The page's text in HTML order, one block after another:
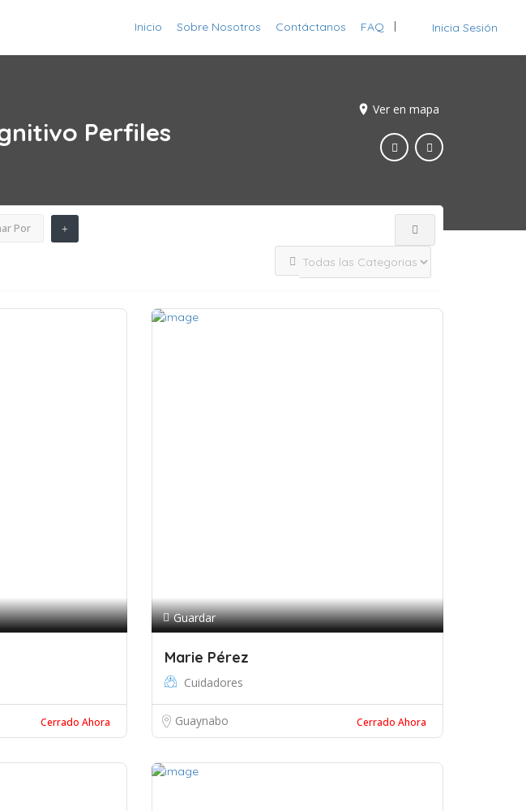
Inicia Sesión
Inicio Sobre Nosotros Contáctanos FAQ
Ver en mapa
Perfiles
Por
Cerrado Ahora
Guardar
Marie Pérez
Cuidadores
Guaynabo Cerrado Ahora